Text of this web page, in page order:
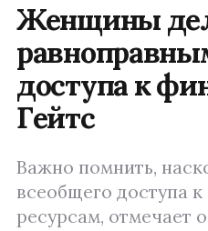
Женщины
доступа к
Гейтс
Важно помнить,
всеобщего доступа
ресурсам, отмечает